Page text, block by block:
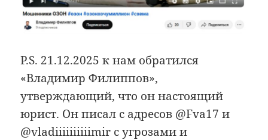
P.S. 21.12.2025 к нам обратился
«Владимир Филиппов»,
утверждающий, что он настоящий
юрист. Он писал с адресов @Fva17 и
@vladiiiiiiiiiimir с угрозами и